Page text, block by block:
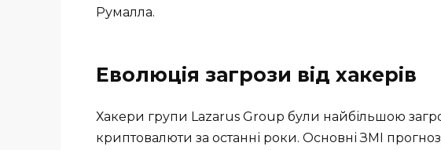
Румалла.
Еволюція загрози від хакерів
Хакери групи Lazarus Group були найбільшою
криптовалюти за останні роки. Основні ЗМІ